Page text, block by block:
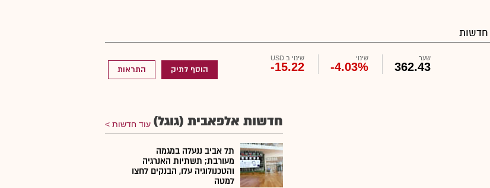
חדשות
שער
362.43
שינוי
-4.03%
שינוי ב USD
-15.22 הוסף לתיק התראות
חדשות אלפאבית (גוגל) עוד חדשות
תל אביב ננעלה במגמה
מעורבת; תשתיות האנרגיה
והטכנולוגיה עלו, הבנקים לחצו
למטה